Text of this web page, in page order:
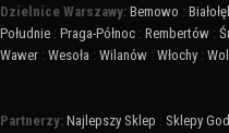
Dzielnice Warszawy: Bemowo :
Południe : Praga-Północ : Rembertów :
Wawer : Wesoła : Wilanów : Włochy :
Partnerzy: Najlepszy Sklep : Sklepy